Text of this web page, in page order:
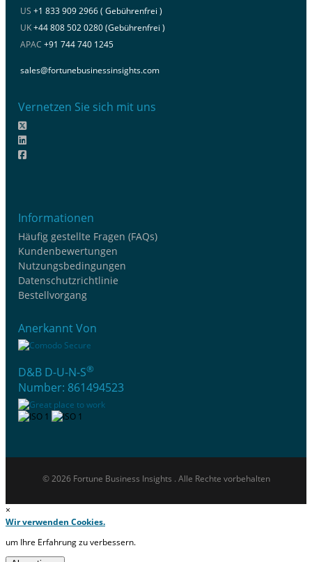
US +1 833 909 2966 ( Gebührenfrei )
UK+44 808 502 0280 (Gebührenfrei )
APAC +91 744 740 1245
sales@fortunebusinessinsights.com
Vernetzen Sie sich mit uns
Informationen
Häufig gestellte Fragen (FAQs)
Kundenbewertungen
Nutzungsbedingungen
Datenschutzrichtlinie
Bestellvorgang
Anerkannt Von
D&B D-U-N-S®
Number: 861494523
© 2026 Fortune Business Insights . Alle Rechte vorbehalten
×
Wir verwenden Cookies.
um Ihre Erfahrung zu verbessern.